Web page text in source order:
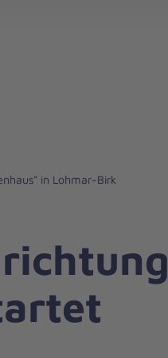
in Lohmar-Birk